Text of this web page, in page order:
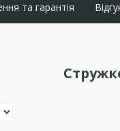
та гарантія